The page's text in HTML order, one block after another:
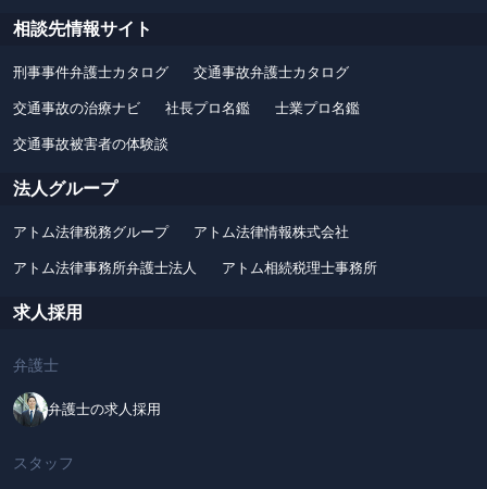
相談先情報サイト
刑事事件弁護士カタログ 交通事故弁護士カタログ
交通事故の治療ナビ 社長プロ名鑑 士業プロ名鑑
交通事故被害者の体験談
法人グループ
アトム法律税務グループ アトム法律情報株式会社
アトム法律事務所弁護士法人 アトム相続税理士事務所
求人採用
弁護士
弁護士の求人採用
スタッフ